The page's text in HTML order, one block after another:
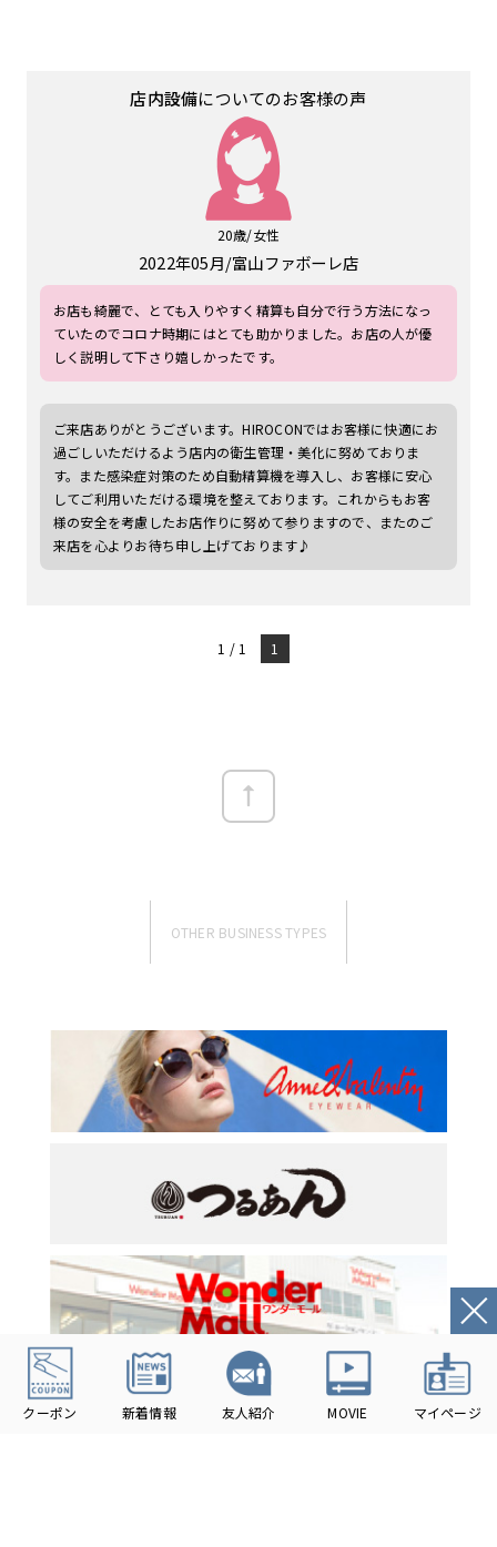
店内設備についてのお客様の声
20歳/女性
2022年05月 富山ファボーレ店
お店も綺麗で、とても入りやすく精算も自分で行う方法になっ
ていたのでコロナ時期にはとても助かりました。お店の人が優
しく説明して下さり嬉しかったです。
ご来店ありがとうございます。HIROCONではお客様に快適にお
過ごしいただけるよう店内の衛生管理・美化に努めておりま
す。また感染症対策のため自動精算機を導入し、お客様に安心
してご利用いただける環境を整えております。これからもお客
様の安全を考慮したお店作りに努めて参りますので、またのご
来店を心よりお待ち申し上げております♪
1 / 1 1
OTHER BUSINESS TYPES